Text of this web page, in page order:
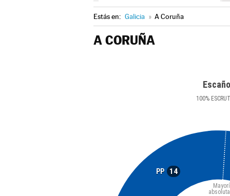
Estás en: Galicia » A Coruña
A CORUÑA
100%
PP 14
absoluta